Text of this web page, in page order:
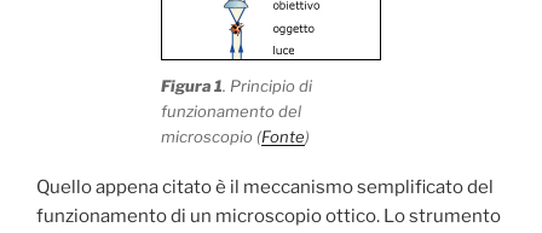
Figura 1. Principio di
funzionamento del
microscopio (Fonte)
Quello appena citato è il meccanismo semplificato del
funzionamento di un microscopio ottico. Lo strumento